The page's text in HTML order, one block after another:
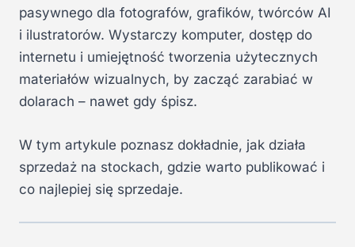
pasywnego dla fotografów, grafików, twórców AI
i ilustratorów. Wystarczy komputer, dostęp do
internetu i umiejętność tworzenia użytecznych
materiałów wizualnych, by zacząć zarabiać w
dolarach – nawet gdy śpisz.
W tym artykule poznasz dokładnie, jak działa
sprzedaż na stockach, gdzie warto publikować i
co najlepiej się sprzedaje.